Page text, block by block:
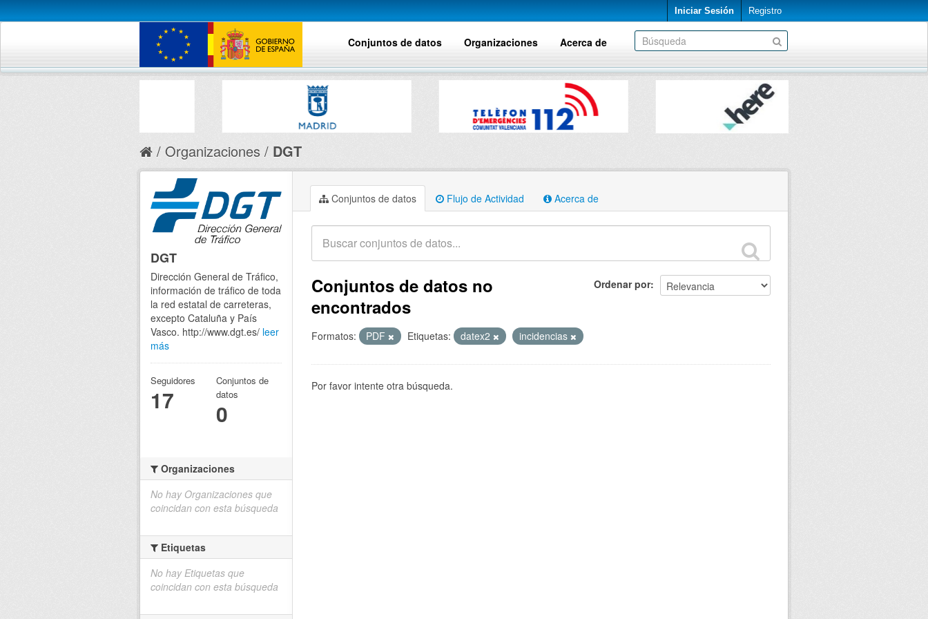
Iniciar Sesión Registro
Conjuntos de datos Organizaciones Acerca de
Organizaciones DGT
Conjuntos de datos Flujo de Actividad Acerca de
Ordenar por
Conjuntos de datos no
encontrados
Formatos: PDF Etiquetas: datex2 incidencias
Por favor intente otra búsqueda.
DGT
Dirección General de Tráfico,
información de tráfico de toda
la red estatal de carreteras,
excepto Cataluña y País
Vasco. http://www.dgt.es/ leer
más
Seguidores
17
Conjuntos de
datos
0
Organizaciones
No hay Organizaciones que
coincidan con esta búsqueda
Etiquetas
No hay Etiquetas que
coincidan con esta búsqueda